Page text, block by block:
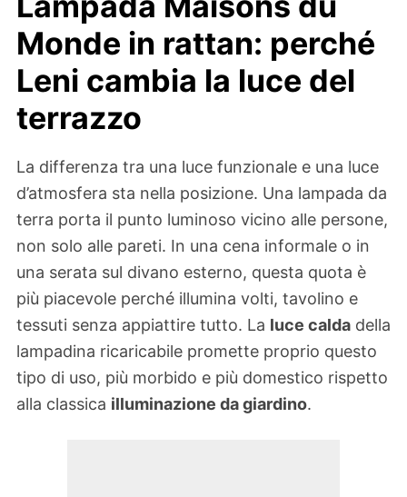
Monde in rattan: perché
Leni cambia la luce del
terrazzo
La differenza tra una luce funzionale e una luce
d’atmosfera sta nella posizione. Una lampada da
terra porta il punto luminoso vicino alle persone,
non solo alle pareti. In una cena informale o in
una serata sul divano esterno, questa quota è
più piacevole perché illumina volti, tavolino e
tessuti senza appiattire tutto. La luce calda della
lampadina ricaricabile promette proprio questo
tipo di uso, più morbido e più domestico rispetto
alla classica illuminazione da giardino.